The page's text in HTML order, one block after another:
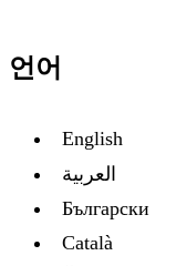
언어
English
العربية
Български
Català